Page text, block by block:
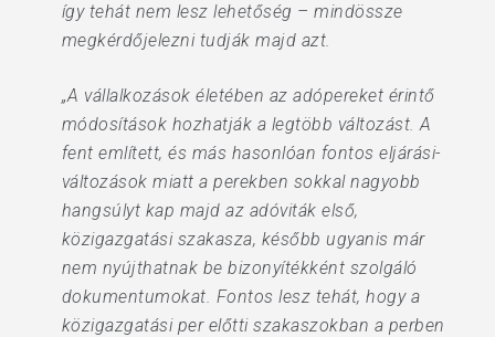
így tehát nem lesz lehetőség – mindössze
megkérdőjelezni tudják majd azt.
„A vállalkozások életében az adópereket érintő
módosítások hozhatják a legtöbb változást. A
fent említett, és más hasonlóan fontos eljárási-
változások miatt a perekben sokkal nagyobb
hangsúlyt kap majd az adóviták első,
közigazgatási szakasza, később ugyanis már
nem nyújthatnak be bizonyítékként szolgáló
dokumentumokat. Fontos lesz tehát, hogy a
közigazgatási per előtti szakaszokban a perben